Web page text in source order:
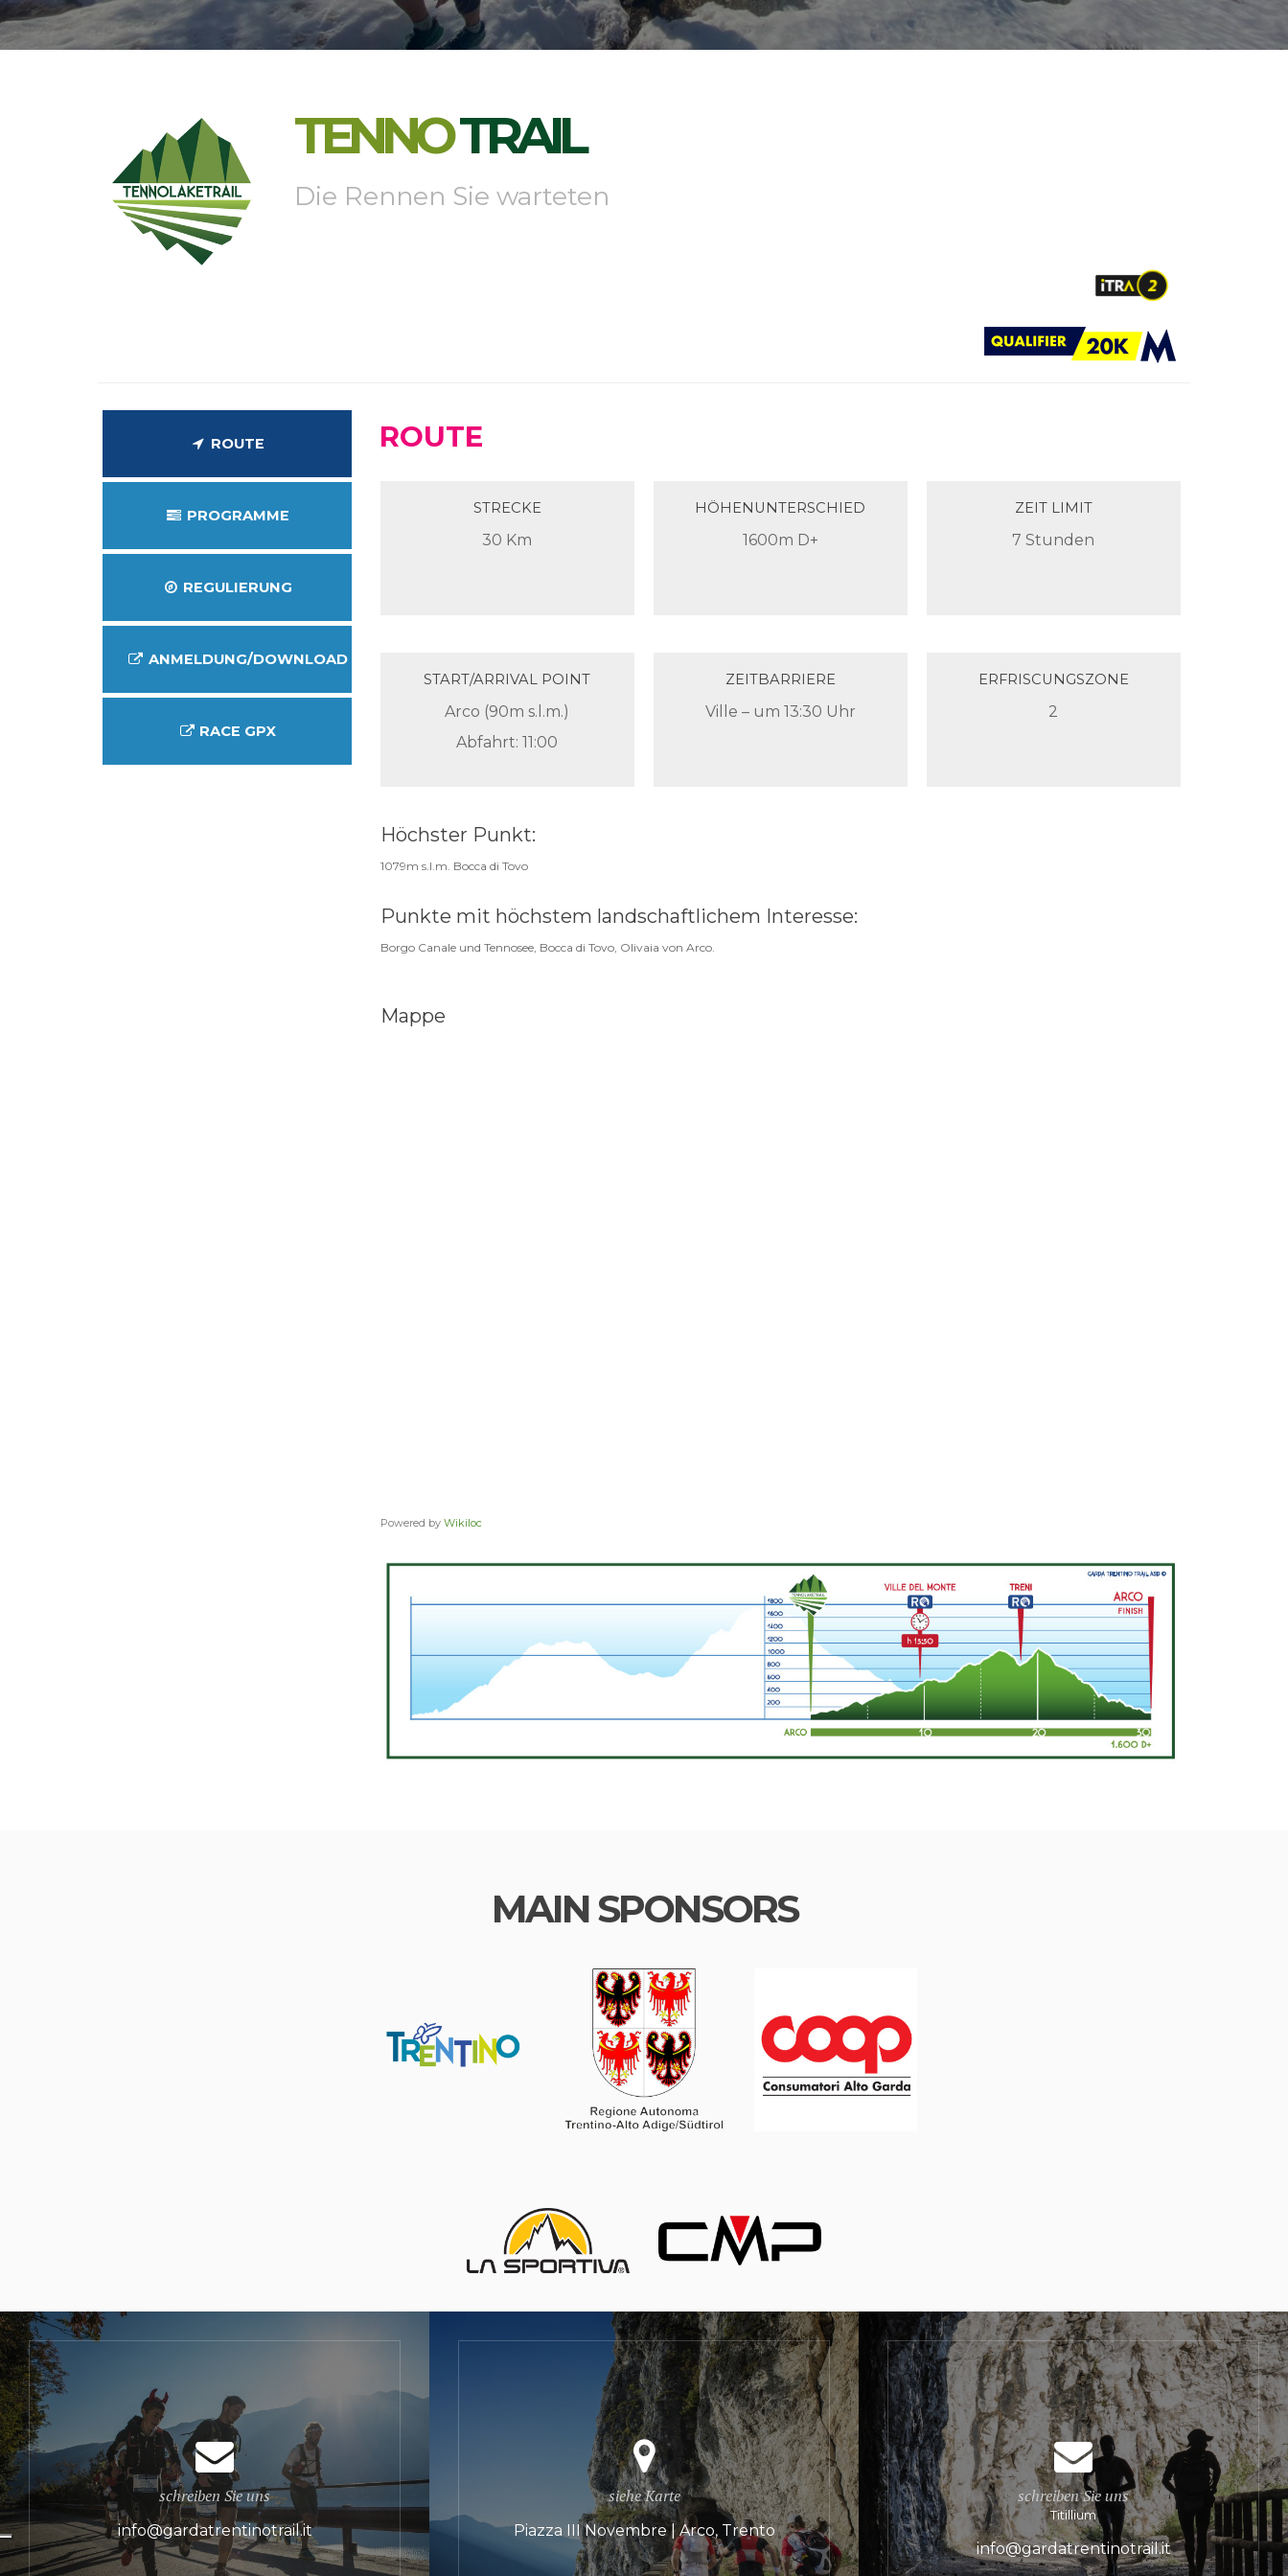
TENNOTRAIL
Die Rennen Sie warteten
ROUTE
PROGRAMME
REGULIERUNG
ANMELDUNG/DOWNLOAD
RACE GPX
ROUTE
STRECKE
30 Km
HÖHENUNTERSCHIED
1600m D+
ZEIT LIMIT
7 Stunden
START/ARRIVAL POINT
Arco (90m s.l.m.)
Abfahrt: 11:00
ZEITBARRIERE
Ville – um 13:30 Uhr
ERFRISCUNGSZONE
2
Höchster Punkt:
1079m s.l.m. Bocca di Tovo
Punkte mit höchstem landschaftlichem Interesse:
Borgo Canale und Tennosee, Bocca di Tovo, Olivaia von Arco.
Mappe
Powered by Wikiloc
MAIN SPONSORS
schreiben Sie uns
info@gardatrentinotrail.it
siehe Karte
Piazza III Novembre | Arco, Trento
schreiben Sie uns
Titillium
info@gardatrentinotrail.it